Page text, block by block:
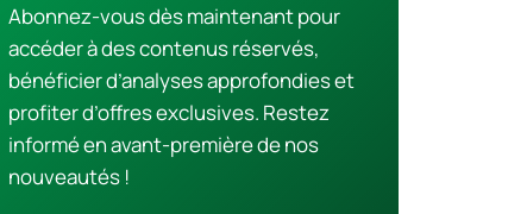
Abonnez-vous dès maintenant pour
accéder à des contenus réservés,
bénéficier d’analyses approfondies et
profiter d’offres exclusives. Restez
informé en avant-première de nos
nouveautés !